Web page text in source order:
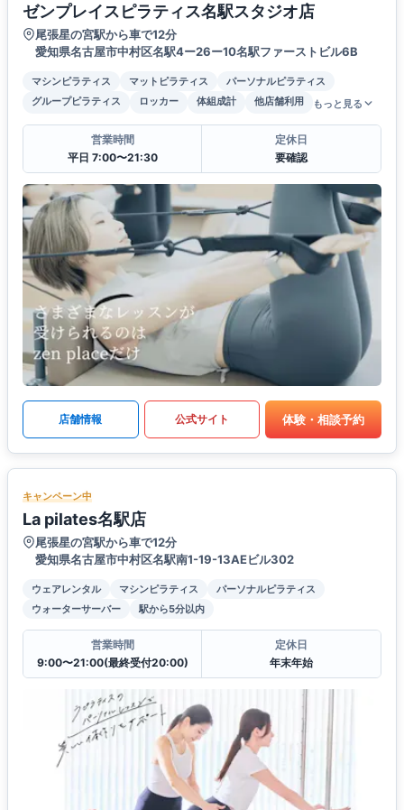
ゼンプレイスピラティス名駅スタジオ店
尾張星の宮駅から車で12分
愛知県名古屋市中村区名駅4ー26ー10名駅ファーストビル6B
マシンピラティス マットピラティス
パーソナルピラティス
グループピラティス
ロッカー 体組成計 他店舗利用 もっと見る
営業時間
平日 7:00〜21:30
定休日
要確認
店舗情報 公式サイト 体験・相談予約
キャンペーン中
La pilates名駅店
尾張星の宮駅から車で12分
愛知県名古屋市中村区名駅南1-19-13AEビル302
ウェアレンタル マシンピラティス
パーソナルピラティス
ウォーターサーバー
駅から5分以内
営業時間
9:00〜21:00(最終受付20:00)
定休日
年末年始